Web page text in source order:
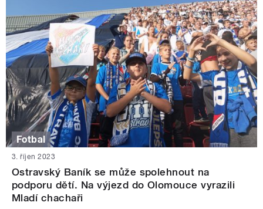
Fotbal
3. říjen 2023
Ostravský Baník se může spolehnout na
podporu dětí. Na výjezd do Olomouce vyrazili
Mladí chachaři